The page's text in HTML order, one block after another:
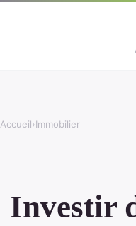
Accueil›Immobilier
Investir